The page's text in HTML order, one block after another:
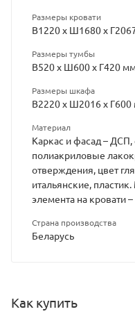
Размеры кровати
В1220 х Ш1680 х
Размеры тумбы
В520 х Ш600 х Г420
Размеры шкафа
В2220 х Ш2016 х
Материал
Каркас и фасад –
полиакриловые
отверждения, цвет
итальянские,
элемента на кровати
Страна производства
Беларусь
Как купить